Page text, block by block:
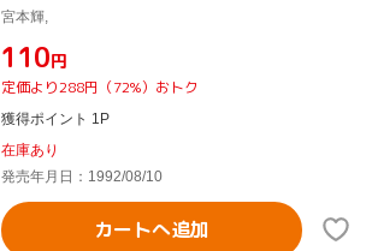
宮本輝,
¥110円
定価より288円（72%）おトク
獲得ポイント 1P
在庫あり
発売年月日：1992/08/10
カートへ追加